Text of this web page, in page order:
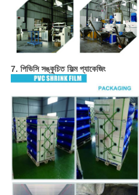
7. পিভিসি সঙ্কুচিত ফিল্ম প্যাকেজিং